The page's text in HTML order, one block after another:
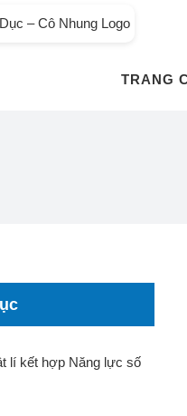
TRANG
lí kết hợp Năng lực số